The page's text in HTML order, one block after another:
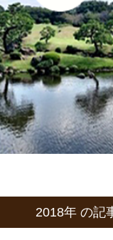
2018年 の記